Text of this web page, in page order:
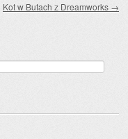
Kot w Butach z Dreamworks →